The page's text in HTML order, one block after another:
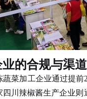
的合规与渠
加工企业通过提前2
川辣椒酱生产企业